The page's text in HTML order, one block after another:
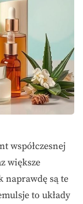
współczesnej
większe
naprawdę są te
to układy